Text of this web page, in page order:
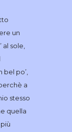
un
al sole,
po’,
a
stesso
quella